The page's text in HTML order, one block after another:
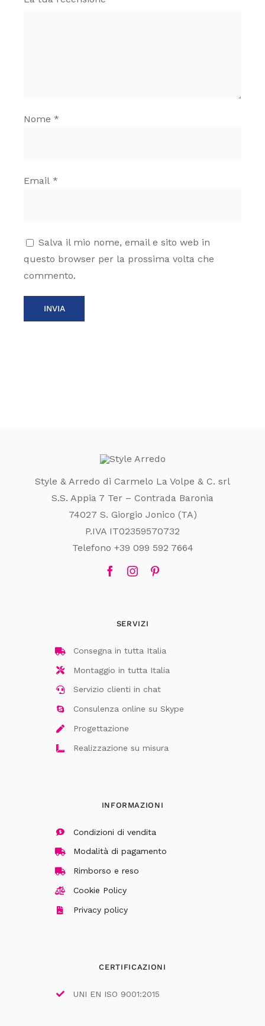
Nome *
Email *
Salva il mio nome, email e sito web in
questo browser per la prossima volta che
commento.
Style & Arredo di Carmelo La Volpe & C. srl
S.S. Appia 7 Ter – Contrada Baronia
74027 S. Giorgio Jonico (TA)
P.IVA IT02359570732
Telefono +39 099 592 7664
SERVIZI
Consegna in tutta Italia
Montaggio in tutta Italia
Servizio clienti in chat
Consulenza online su Skype
Progettazione
Realizzazione su misura
INFORMAZIONI
Condizioni di vendita
Modalità di pagamento
Rimborso e reso
Cookie Policy
Privacy policy
CERTIFICAZIONI
UNI EN ISO 9001:2015